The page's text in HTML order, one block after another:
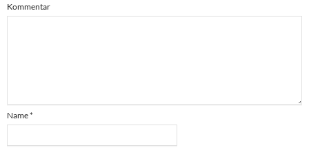
Kommentar
Name*